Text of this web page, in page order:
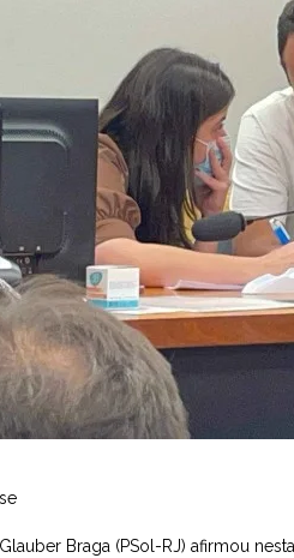
Braga (PSol-RJ) afirmou